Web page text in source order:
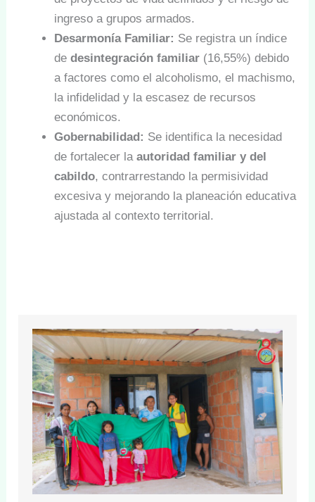
ingreso a grupos armados.
Desarmonía Familiar: Se registra un índice
dedesintegración familiar (16,55%) debido
a factores como el alcoholismo, el machismo,
la infidelidad y la escasez de recursos
económicos.
Gobernabilidad: Se identifica la necesidad
de fortalecer laautoridad familiar y del
cabildo, contrarrestando la permisividad
excesiva y mejorando la planeación educativa
ajustada al contexto territorial.